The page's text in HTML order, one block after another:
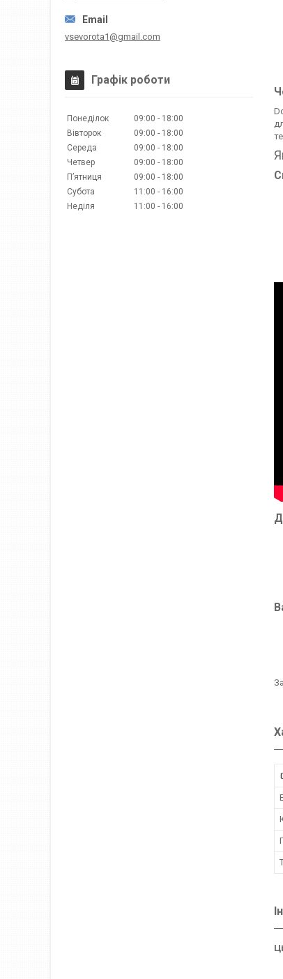
vsevorota1@gmail.com
Графік роботи
Понеділок 09:00
18:00
Вівторок
09:00
18:00
Середа
09:00
18:00
Четвер
09:00
18:00
Пʼятниця
09:00
18:00
Субота
11:00
16:00
Неділя
11:00 16:00